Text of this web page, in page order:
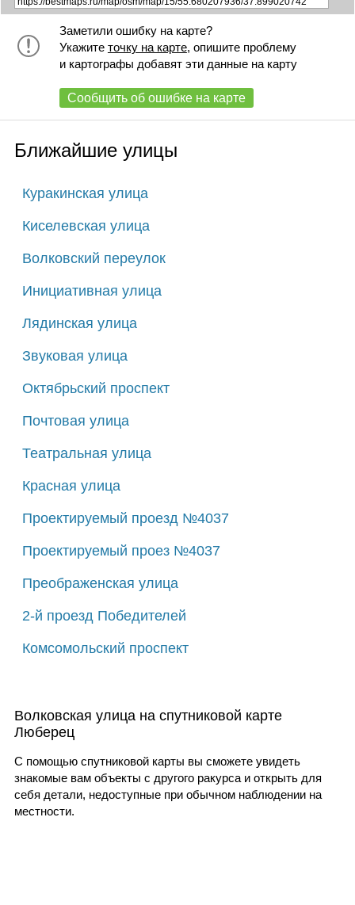
Заметили ошибку на карте?
Укажите точку на карте, опишите проблему
и картографы добавят эти данные на карту
Сообщить об ошибке на карте
Ближайшие улицы
Куракинская улица
Киселевская улица
Волковский переулок
Инициативная улица
Лядинская улица
Звуковая улица
Октябрьский проспект
Почтовая улица
Театральная улица
Красная улица
Проектируемый проезд №4037
Проектируемый проез №4037
Преображенская улица
2-й проезд Победителей
Комсомольский проспект
Волковская улица на спутниковой карте
Люберец
С помощью спутниковой карты вы сможете увидеть
знакомые вам объекты с другого ракурса и открыть для
себя детали, недоступные при обычном наблюдении на
местности.